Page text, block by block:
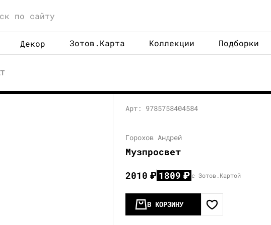
Декор Зотов.Карта Коллекции Подборки
Арт: 9785758404584
Горохов Андрей
Музпросвет
2010₽ 1809₽ с Зотов.Картой
В КОРЗИНУ